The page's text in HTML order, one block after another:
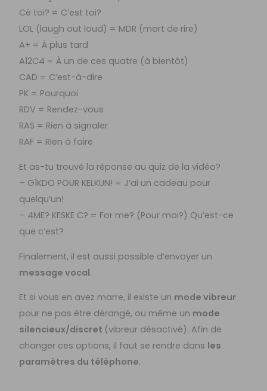
Cé toi? = C’est toi?
LOL (laugh out loud) = MDR (mort de rire)
A+ = À plus tard
A12C4 = À un de ces quatre (à bientôt)
CAD = C’est-à-dire
PK = Pourquoi
RDV = Rendez-vous
RAS = Rien à signaler
RAF = Rien à faire
Et as-tu trouvé la réponse au quiz de la vidéo?
– G1KDO POUR KELKUN! = J’ai un cadeau pour
quelqu’un!
– 4ME? KESKE C? = For me? (Pour moi?) Qu’est-ce
que c’est?
Finalement, il est aussi possible d’envoyer un
message vocal.
Et si vous en avez marre, il existe un mode vibreur
pour ne pas être dérangé, ou même un mode
silencieux/discret (vibreur désactivé). Afin de
changer ces options, il faut se rendre dans les
paramètres du téléphone.